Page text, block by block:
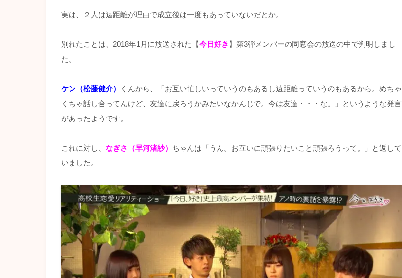
実は、２人は遠距離が理由で成立後は一度もあっていないだとか。
別れたことは、2018年1月に放送された【今日好き 】第3弾メンバーの同窓会の放送の中で判明しまし
た。
ケン（松藤健介）
くんから、「お互い忙しいっていうのもあるし遠距離っていうのもあるから。めちゃ
くちゃ話し合ってんけど、友達に戻ろうかみたいなかんじで。今は友達・・・な。」というような発言
があったようです。
これに対し、 なぎさ（早河渚紗） ちゃんは「うん。お互いに頑張りたいこと頑張ろうって。」と返して
いました。